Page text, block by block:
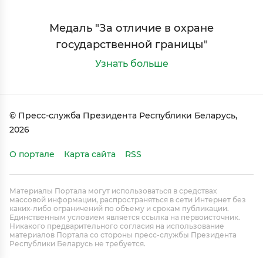
Медаль "За отличие в охране
государственной границы"
Узнать больше
© Пресс-служба Президента Республики Беларусь,
2026
О портале Карта сайта RSS
Материалы Портала могут использоваться в средствах
массовой информации, распространяться в сети Интернет без
каких-либо ограничений по объему и срокам публикации.
Единственным условием является ссылка на первоисточник.
Никакого предварительного согласия на использование
материалов Портала со стороны пресс-службы Президента
Республики Беларусь не требуется.